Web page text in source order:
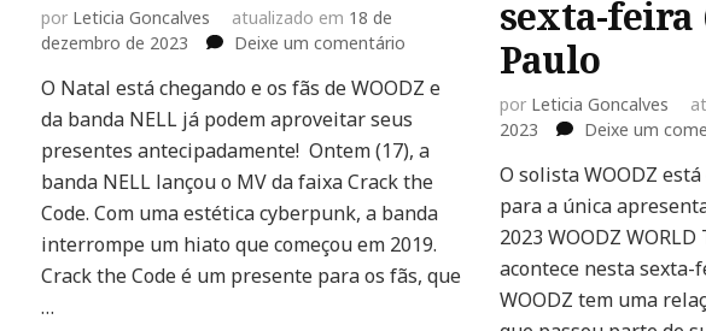
por Leticia Goncalves atualizado em 18 de
dezembro de 2023
Deixe um comentárioem
os
lançamentos
da
banda
NELL
e
do
solista
WOODZ
O Natal está chegando e os fãs de WOODZ e
da banda NELL já podem aproveitar seus
presentes antecipadamente! Ontem (17), a
banda NELL lançou o MV da faixa Crack the
Code. Com uma estética cyberpunk, a banda
interrompe um hiato que começou em 2019.
Crack the Code é um presente para os fãs, que
…
sexta-feira
Paulo
por Leticia Goncalves
2023
Deixe um
O solista WOODZ
para a única
2023 WOODZ WORLD
acontece nesta sexta-
WOODZ tem uma